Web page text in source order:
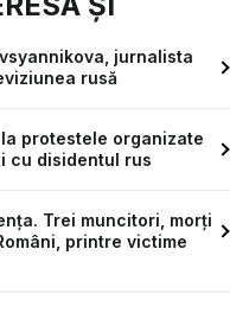
jurnalista
rusă
protestele organizate
cu disidentul rus
Trei muncitori, morți
printre victime